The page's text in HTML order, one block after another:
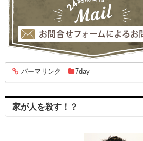
entry1821
パーマリンク 7day
家が人を殺す！？